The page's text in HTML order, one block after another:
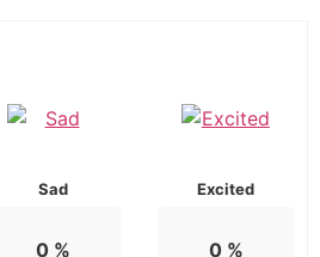
Sad
0%
Excited
0%